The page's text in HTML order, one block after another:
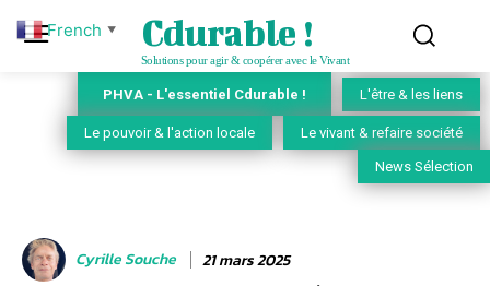
Cdurable !
Solutions pour agir & coopérer avec le Vivant
PHVA - L'essentiel Cdurable ! L'être & les liens
Le pouvoir & l'action locale Le vivant & refaire société
News Sélection
Cyrille Souche 21 mars 2025
French ▼